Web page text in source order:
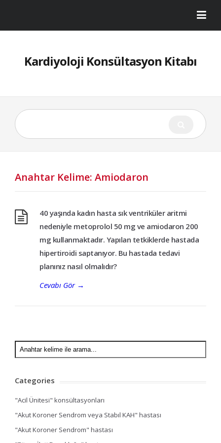
Kardiyoloji Konsültasyon Kitabı
Anahtar Kelime: Amiodaron
40 yaşında kadın hasta sık ventriküler aritmi
nedeniyle metoprolol 50 mg ve amiodaron 200
mg kullanmaktadır. Yapılan tetkiklerde hastada
hipertiroidi saptanıyor. Bu hastada tedavi
planınız nasıl olmalıdır?
Cevabı Gör→
Categories
"Acil Ünitesi" konsültasyonları
"Akut Koroner Sendrom veya Stabıl KAH" hastası
"Akut Koroner Sendrom" hastası